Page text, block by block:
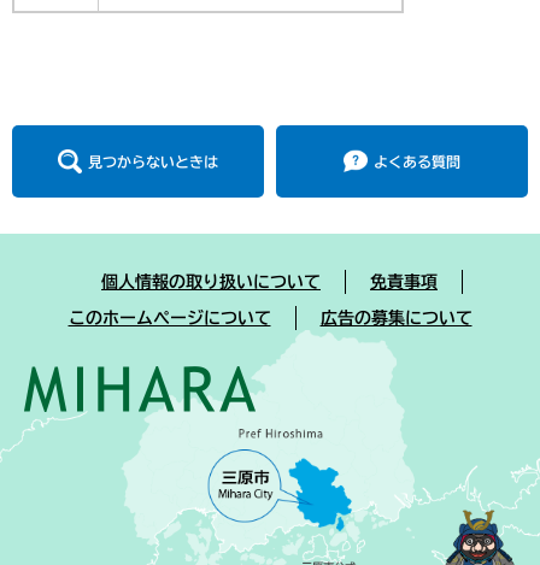
見つからないときは よくある質問
個人情報の取り扱いについて 免責事項
このホームページについて 広告の募集について